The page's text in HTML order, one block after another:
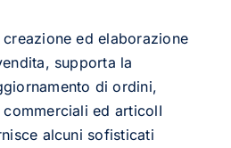
ed elaborazione
supporta la
di ordini,
ed articolI
alcuni sofisticati